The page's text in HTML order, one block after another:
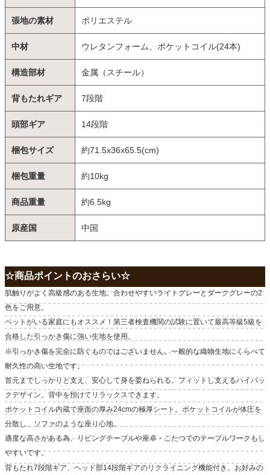
張地の素材 ポリエステル
中材 ウレタンフォーム、ポケットコイル(24本)
構造部材 金属（スチール）
背もたれギア 7段階
頭部ギア 14段階
梱包サイズ 約71.5x36x65.5(cm)
梱包重量 約10kg
商品重量 約6.5kg
原産国 中国
☆商品ポイントのおさらい☆
肌触りがよく高級感のある生地。合わせやすいライトグレーとダークグレーの2
色をご用意。
ペットがいる家庭にもオススメ！第三者検査機関の試験に置いて最高等級5級を
合格した引っかき傷に強い生地を使用。
※引っかき傷を完全に防ぐものではございません。一般的な織物生地にくらべて
耐久性の高い生地です。
首元までしっかりと支え、安心して身を委ねられる。フィットし支えるハイバッ
クデザイン。背中を預けてリラックスできます。
ポケットコイル内蔵で座面の厚み24cmの極厚シート。ポケットコイルが体圧を
分散し、ソファのような座り心地。
適度な高さがある為、リビングテーブルや座卓・こたつでのテーブルワークもし
やすいです。
背もたれ7段階ギア、ヘッド部14段階ギアのリクライニング機能付き。お好みの